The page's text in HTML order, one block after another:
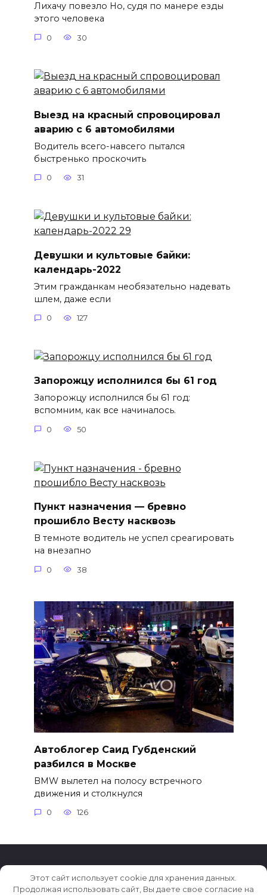
Лихачу повезло Но, судя по манере езды
этого человека
0 30
Выезд на красный спровоцировал
аварию с 6 автомобилями
Водитель всего-навсего пытался
быстренько проскочить
0 31
Девушки и культовые байки:
календарь-2022
Этим гражданкам необязательно надевать
шлем, даже если
0 127
Запорожцу исполнился бы 61 год
Запорожцу исполнился бы 61 год:
вспомним, как все начиналось.
0 50
Пункт назначения — бревно
прошибло Весту насквозь
В темноте водитель не успел среагировать
на внезапно
0 38
Автоблогер Саид Губденский
разбился в Москве
BMW вылетел на полосу встречного
движения и столкнулся
0 126
© 2026 Автомобили со всего мира. Ремонт и тюнинг.
Этот сайт использует cookie для хранения данных.
Продолжая использовать сайт, Вы даете свое согласие на